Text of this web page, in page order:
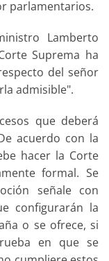
parlamentarios.
Lamberto
Suprema ha
del señor
admisible".
que deberá
acuerdo con la
hacer la Corte
formal. Se
señale con
configurarán la
o se ofrece, si
en que se